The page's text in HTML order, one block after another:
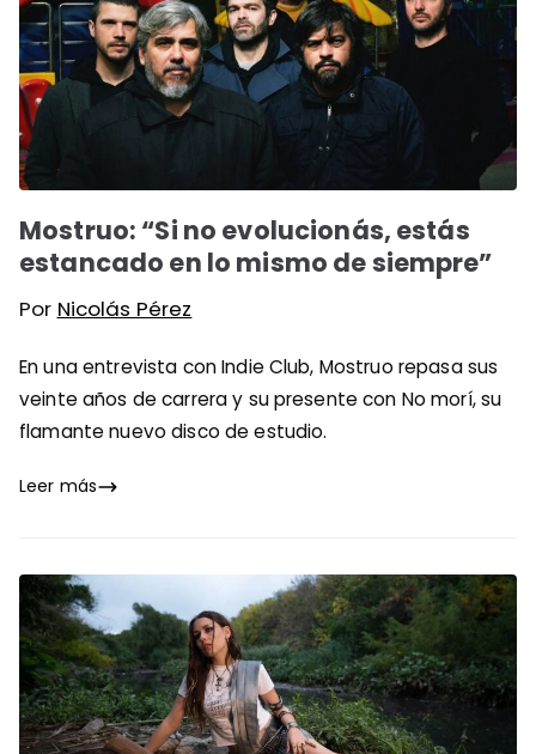
Mostruo: “Si no evolucionás, estás
estancado en lo mismo de siempre”
Por Nicolás Pérez
En una entrevista con Indie Club, Mostruo repasa sus
veinte años de carrera y su presente con No morí, su
flamante nuevo disco de estudio.
Leer más